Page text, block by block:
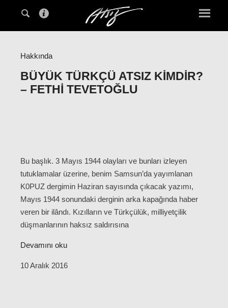
Hakkında
BÜYÜK TÜRKÇÜ ATSIZ KIMDIR?
– FETHI TEVETOĞLU
Bu başlık. 3 Mayıs 1944 olayları ve bunları izleyen
tutuklamalar üzerine, benim Samsun’da yayımlanan
K0PUZ dergimin Haziran sayısında çıkacak yazımı,
Mayıs 1944 sonundaki derginin arka kapağında haber
veren bir ilândı. Kızılların ve Türkçülük, milliyetçilik
düşmanlarının haksız saldırısına
Devamını oku
10 Aralık 2016